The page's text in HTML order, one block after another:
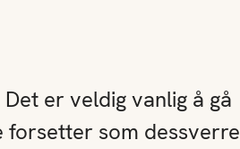
er veldig vanlig å gå
forsetter som dessverre